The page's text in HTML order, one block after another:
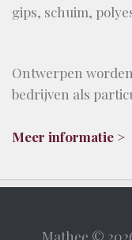
gips, schuim,
Ontwerpen
bedrijven als
Meer informatie >
Mathee ©